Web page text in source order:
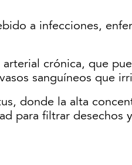
a infecciones,
crónica, que
sanguíneos que
donde la alta
para filtrar desechos